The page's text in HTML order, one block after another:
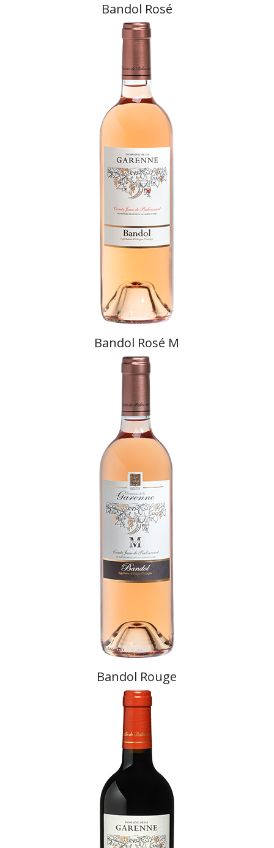
Bandol Rosé
Bandol Rosé M
Bandol Rouge